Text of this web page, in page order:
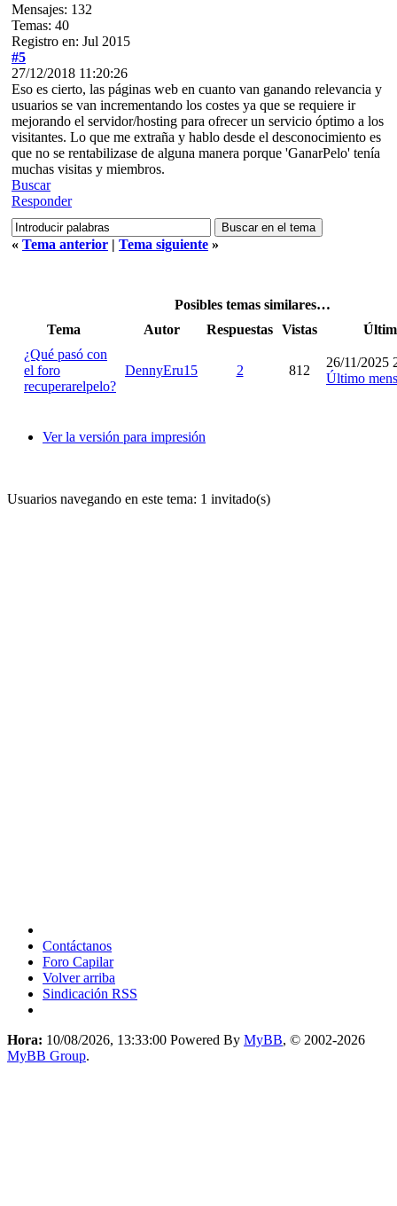
Mensajes: 132
Temas: 40
Registro en: Jul 2015
#5
27/12/2018 11:20:26
Eso es cierto, las páginas web en cuanto van ganando relevancia y
usuarios se van incrementando los costes ya que se requiere ir
mejorando el servidor/hosting para ofrecer un servicio óptimo a los
visitantes. Lo que me extraña y hablo desde el desconocimiento es
que no se rentabilizase de alguna manera porque 'GanarPelo' tenía
muchas visitas y miembros.
Buscar
Responder
« Tema anterior | Tema siguiente »
Posibles temas similares…
Tema
Autor Respuestas Vistas
¿Qué pasó con
el foro
recuperarelpelo?
DennyEru15 2 812
26/11/2025
Último
Ver la versión para impresión
Usuarios navegando en este tema: 1 invitado(s)
Contáctanos
Foro Capilar
Volver arriba
Sindicación RSS
Hora: 10/08/2026, 13:33:00 Powered By MyBB, © 2002-2026
MyBB Group.